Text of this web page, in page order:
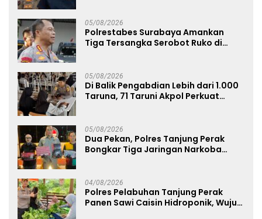
05/08/2026
Polrestabes Surabaya Amankan
Tiga Tersangka Serobot Ruko di
05/08/2026
Di Balik Pengabdian Lebih dari 1.000
Taruna, 71 Taruni Akpol Perkuat
05/08/2026
Dua Pekan, Polres Tanjung Perak
Bongkar Tiga Jaringan Narkoba
04/08/2026
Polres Pelabuhan Tanjung Perak
Panen Sawi Caisin Hidroponik, Wujud